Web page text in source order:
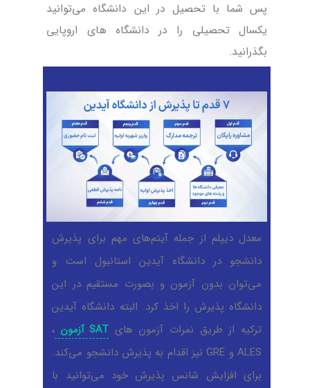
پس شما با تحصیل در این دانشگاه می‌توانید
یکسال تحصیلی را در دانشگاه های اروپایی
بگذرانید.
معدل دیپلم از جمله آیتم‌های مهم برای پذیرش
دانشجو در دانشگاه آیدین استانبول است و
می‌توان بدون آزمون و بصورت مستقیم در این
دانشگاه پذیرش را اخذ کرد. البته دانشگاه آیدین
ترکیه از طریق نمرات آزمون هایSAT آزمون
،
ALES و GRE نیز اقدام به پذیرش دانشجو می‌کند.
برای افزایش شانس پذیرش خود می‌توانید با